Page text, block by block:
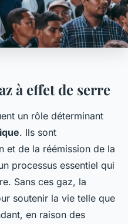
à effet de serre
un rôle déterminant
. Ils sont
et de la réémission de la
processus essentiel qui
Sans ces gaz, la
soutenir la vie telle que
en raison des